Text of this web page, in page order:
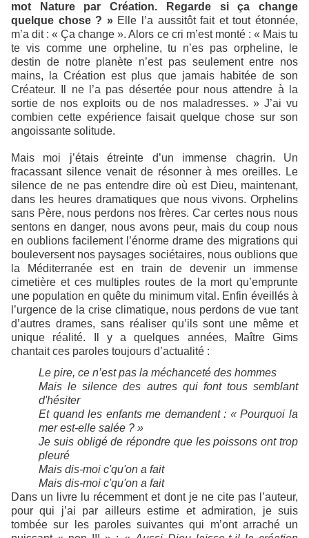
mot Nature par Création. Regarde si ça change
quelque chose ? »Elle l’a aussitôt fait et tout étonnée,
m’a dit : « Ça change ». Alors ce cri m’est monté : « Mais tu
te vis comme une orpheline, tu n’es pas orpheline, le
destin de notre planète n’est pas seulement entre nos
mains, la Création est plus que jamais habitée de son
Créateur. Il ne l’a pas désertée pour nous attendre à la
sortie de nos exploits ou de nos maladresses. » J’ai vu
combien cette expérience faisait quelque chose sur son
angoissante solitude.
Mais moi j’étais étreinte d’un immense chagrin. Un
fracassant silence venait de résonner à mes oreilles. Le
silence de ne pas entendre dire où est Dieu, maintenant,
dans les heures dramatiques que nous vivons. Orphelins
sans Père, nous perdons nos frères. Car certes nous nous
sentons en danger, nous avons peur, mais du coup nous
en oublions facilement l’énorme drame des migrations qui
bouleversent nos paysages sociétaires, nous oublions que
la Méditerranée est en train de devenir un immense
cimetière et ces multiples routes de la mort qu’emprunte
une population en quête du minimum vital. Enfin éveillés à
l’urgence de la crise climatique, nous perdons de vue tant
d’autres drames, sans réaliser qu’ils sont une même et
unique réalité. Il y a quelques années, Maître Gims
chantait ces paroles toujours d’actualité :
Le pire, ce n’est pas la méchanceté des hommes
Mais le silence des autres qui font tous semblant
d'hésiter
Et quand les enfants me demandent : « Pourquoi la
mer est-elle salée ? »
Je suis obligé de répondre que les poissons ont trop
pleuré
Mais dis-moi c'qu'on a fait
Mais dis-moi c'qu'on a fait
Dans un livre lu récemment et dont je ne cite pas l’auteur,
pour qui j’ai par ailleurs estime et admiration, je suis
tombée sur les paroles suivantes qui m’ont arraché un